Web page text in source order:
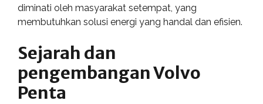
diminati oleh masyarakat setempat, yang
membutuhkan solusi energi yang handal dan efisien.
Sejarah dan
pengembangan Volvo
Penta